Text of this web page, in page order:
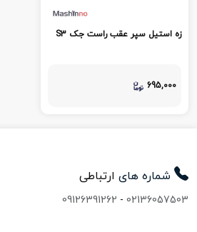
زه استیل سپر عقب راست جک S3
695,000
شماره های ارتباطی
02136057503
-
09126391262